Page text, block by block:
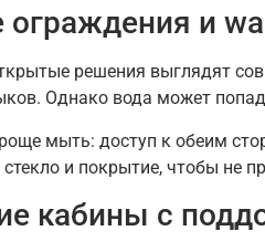
и
решения выглядят
Однако вода может
мыть: доступ к обеим
и покрытие, чтобы не
кабины с